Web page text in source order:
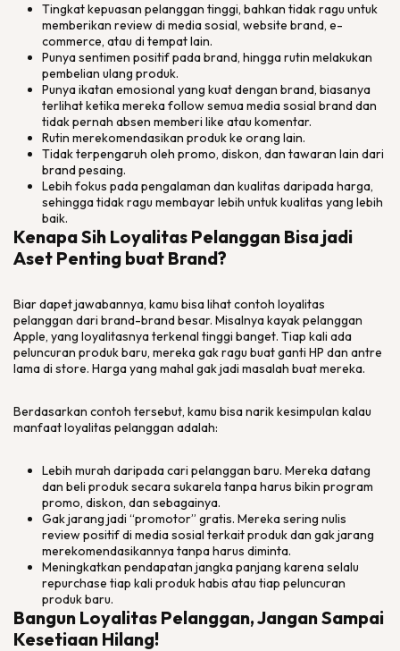
Tingkat kepuasan pelanggan tinggi, bahkan tidak ragu untuk
memberikan reviewdi media sosial, website brand, e-
commerce, atau di tempat lain.
Punya sentimen positif padabrand, hingga rutin melakukan
pembelian ulang produk.
Punya ikatan emosional yang kuat dengan brand, biasanya
terlihat ketika merekafollowsemua media sosial branddan
tidak pernah absen memberi like atau komentar.
Rutin merekomendasikan produk ke orang lain.
Tidak terpengaruh oleh promo, diskon, dan tawaran lain dari
brandpesaing.
Lebih fokus pada pengalaman dan kualitas daripada harga,
sehingga tidak ragu membayar lebih untuk kualitas yang lebih
baik.
Kenapa Sih Loyalitas Pelanggan Bisa jadi
Aset Penting buat Brand?
Biar dapet jawabannya, kamu bisa lihat contoh loyalitas
pelanggan dari brand-brandbesar. Misalnya kayak pelanggan
Apple, yang loyalitasnya terkenal tinggi banget. Tiap kali ada
peluncuran produk baru, mereka gak ragu buat ganti HP dan antre
lama di store. Harga yang mahal gak jadi masalah buat mereka.
Berdasarkan contoh tersebut, kamu bisa narik kesimpulan kalau
manfaat loyalitas pelanggan adalah:
Lebih murah daripada cari pelanggan baru. Mereka datang
dan beli produk secara sukarela tanpa harus bikin program
promo, diskon, dan sebagainya.
Gak jarang jadi “promotor” gratis. Mereka sering nulis
reviewpositif di media sosial terkait produk dan gak jarang
merekomendasikannya tanpa harus diminta.
Meningkatkan pendapatan jangka panjang karena selalu
repurchase tiap kali produk habis atau tiap peluncuran
produk baru.
Bangun Loyalitas Pelanggan, Jangan Sampai
Kesetiaan Hilang!